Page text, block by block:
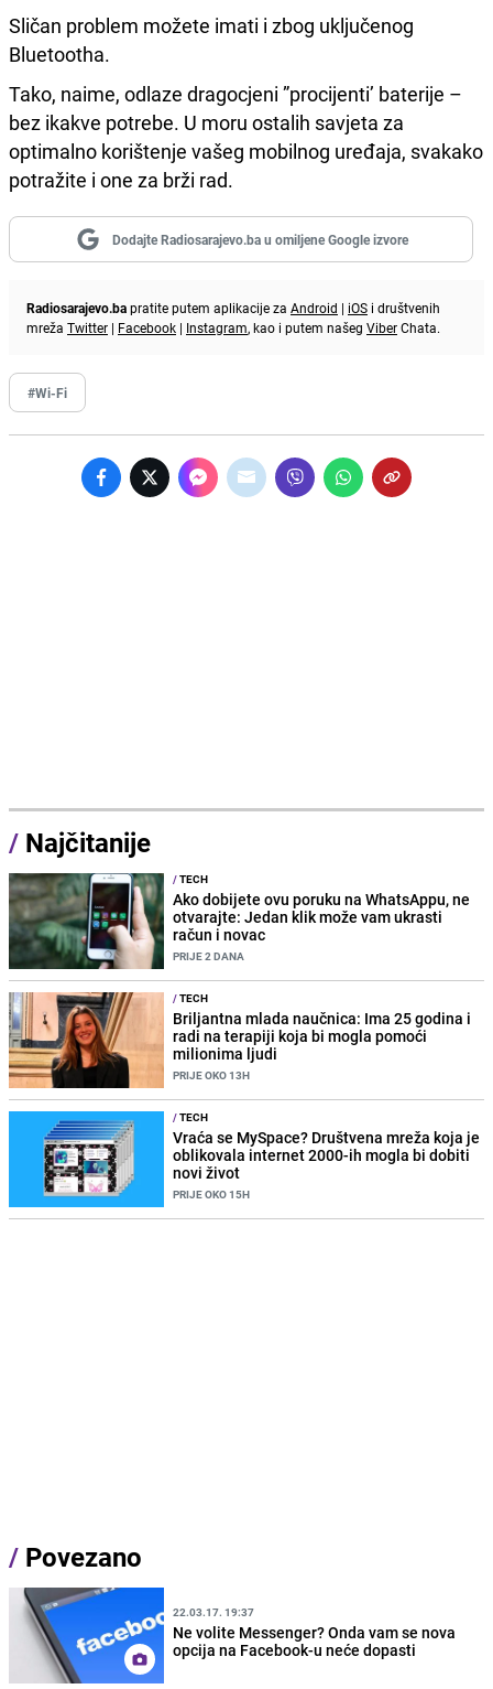
Sličan problem možete imati i zbog uključenog
Bluetootha.
Tako, naime, odlaze dragocjeni ”procijenti’ baterije –
bez ikakve potrebe. U moru ostalih savjeta za
optimalno korištenje vašeg mobilnog uređaja, svakako
potražite i one za brži rad.
Dodajte Radiosarajevo.ba u omiljene Google izvore
Radiosarajevo.bapratite putem aplikacije za Android | iOS i društvenih
mreža Twitter | Facebook | Instagram, kao i putem našeg ViberChata.
#Wi-Fi
/ Najčitanije
/TECH
Ako dobijete ovu poruku na WhatsAppu, ne
otvarajte: Jedan klik može vam ukrasti
račun i novac
PRIJE 2 DANA
/TECH
Briljantna mlada naučnica: Ima 25 godina i
radi na terapiji koja bi mogla pomoći
milionima ljudi
PRIJE OKO 13H
/TECH
Vraća se MySpace? Društvena mreža koja je
oblikovala internet 2000-ih mogla bi dobiti
novi život
PRIJE OKO 15H
/ Povezano
22.03.17. 19:37
Ne volite Messenger? Onda vam se nova
opcija na Facebook-u neće dopasti